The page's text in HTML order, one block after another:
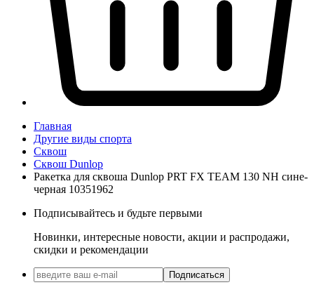
Главная
Другие виды спорта
Сквош
Сквош Dunlop
Ракетка для сквоша Dunlop PRT FX TEAM 130 NH сине-
черная 10351962
Подписывайтесь и будьте первыми
Новинки, интересные новости, акции и распродажи,
скидки и рекомендации
Подписаться